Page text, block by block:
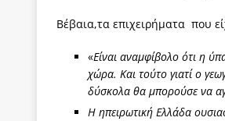
Βέβαια,τα επιχειρήματα που
«Είναι αναμφίβολο ότι η
χώρα. Και τούτο γιατί ο
δύσκολα θα μπορούσε να
Η ηπειρωτική Ελλάδα